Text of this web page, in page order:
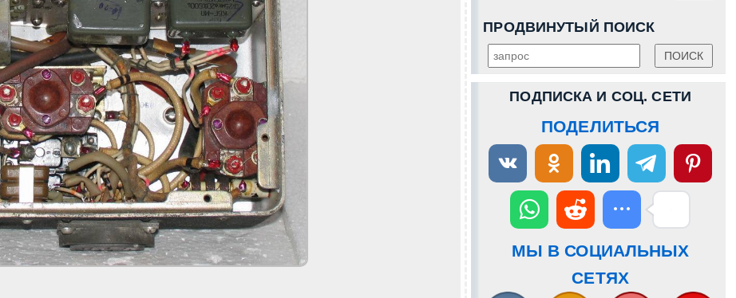
ПРОДВИНУТЫЙ ПОИСК
ПОДПИСКА И СОЦ. СЕТИ
ПОДЕЛИТЬСЯ
МЫ В СОЦИАЛЬНЫХ
СЕТЯХ